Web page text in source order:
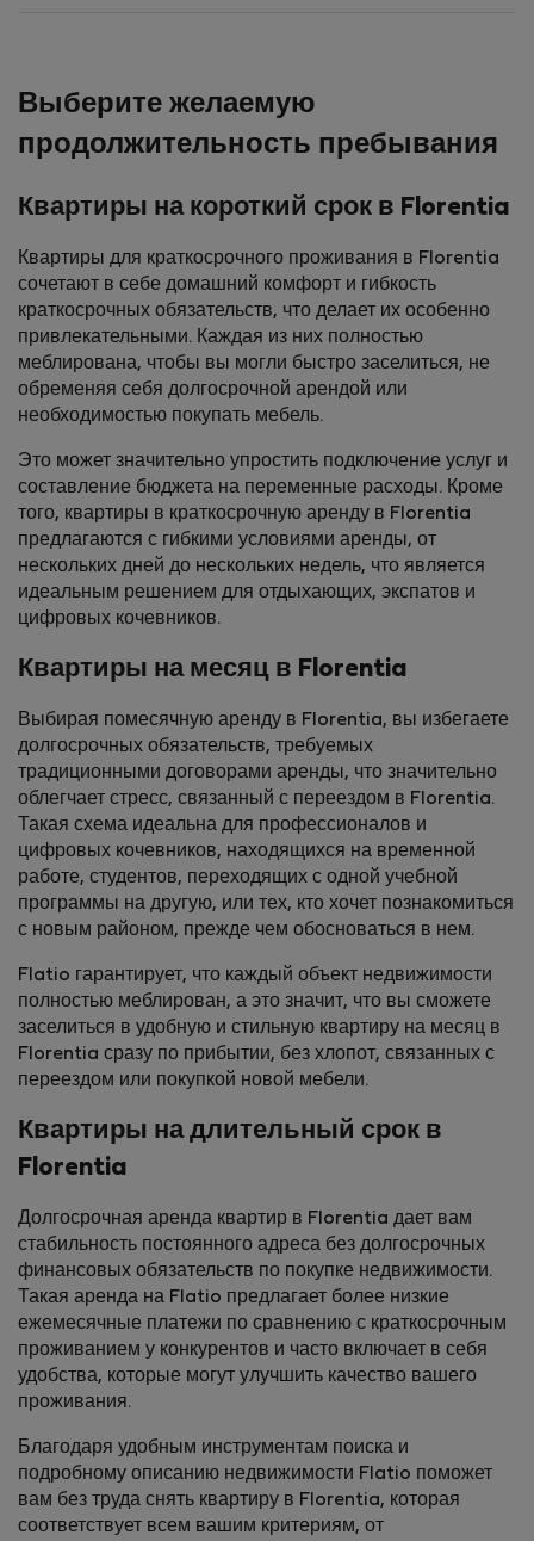
Выберите желаемую
продолжительность пребывания
Квартиры на короткий срок в Florentia
Квартиры для краткосрочного проживания в Florentia
сочетают в себе домашний комфорт и гибкость
краткосрочных обязательств, что делает их особенно
привлекательными. Каждая из них полностью
меблирована, чтобы вы могли быстро заселиться, не
обременяя себя долгосрочной арендой или
необходимостью покупать мебель.
Это может значительно упростить подключение услуг и
составление бюджета на переменные расходы. Кроме
того, квартиры в краткосрочную аренду в Florentia
предлагаются с гибкими условиями аренды, от
нескольких дней до нескольких недель, что является
идеальным решением для отдыхающих, экспатов и
цифровых кочевников.
Квартиры на месяц в Florentia
Выбирая помесячную аренду в Florentia, вы избегаете
долгосрочных обязательств, требуемых
традиционными договорами аренды, что значительно
облегчает стресс, связанный с переездом в Florentia.
Такая схема идеальна для профессионалов и
цифровых кочевников, находящихся на временной
работе, студентов, переходящих с одной учебной
программы на другую, или тех, кто хочет познакомиться
с новым районом, прежде чем обосноваться в нем.
Flatio гарантирует, что каждый объект недвижимости
полностью меблирован, а это значит, что вы сможете
заселиться в удобную и стильную квартиру на месяц в
Florentia сразу по прибытии, без хлопот, связанных с
переездом или покупкой новой мебели.
Квартиры на длительный срок в
Florentia
Долгосрочная аренда квартир в Florentia дает вам
стабильность постоянного адреса без долгосрочных
финансовых обязательств по покупке недвижимости.
Такая аренда на Flatio предлагает более низкие
ежемесячные платежи по сравнению с краткосрочным
проживанием у конкурентов и часто включает в себя
удобства, которые могут улучшить качество вашего
проживания.
Благодаря удобным инструментам поиска и
подробному описанию недвижимости Flatio поможет
вам без труда снять квартиру в Florentia, которая
соответствует всем вашим критериям, от